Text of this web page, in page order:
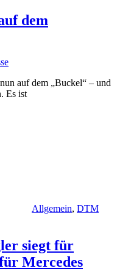
dem
auf dem „Buckel“ – und
Es ist
Allgemein, DTM
siegt für
Mercedes